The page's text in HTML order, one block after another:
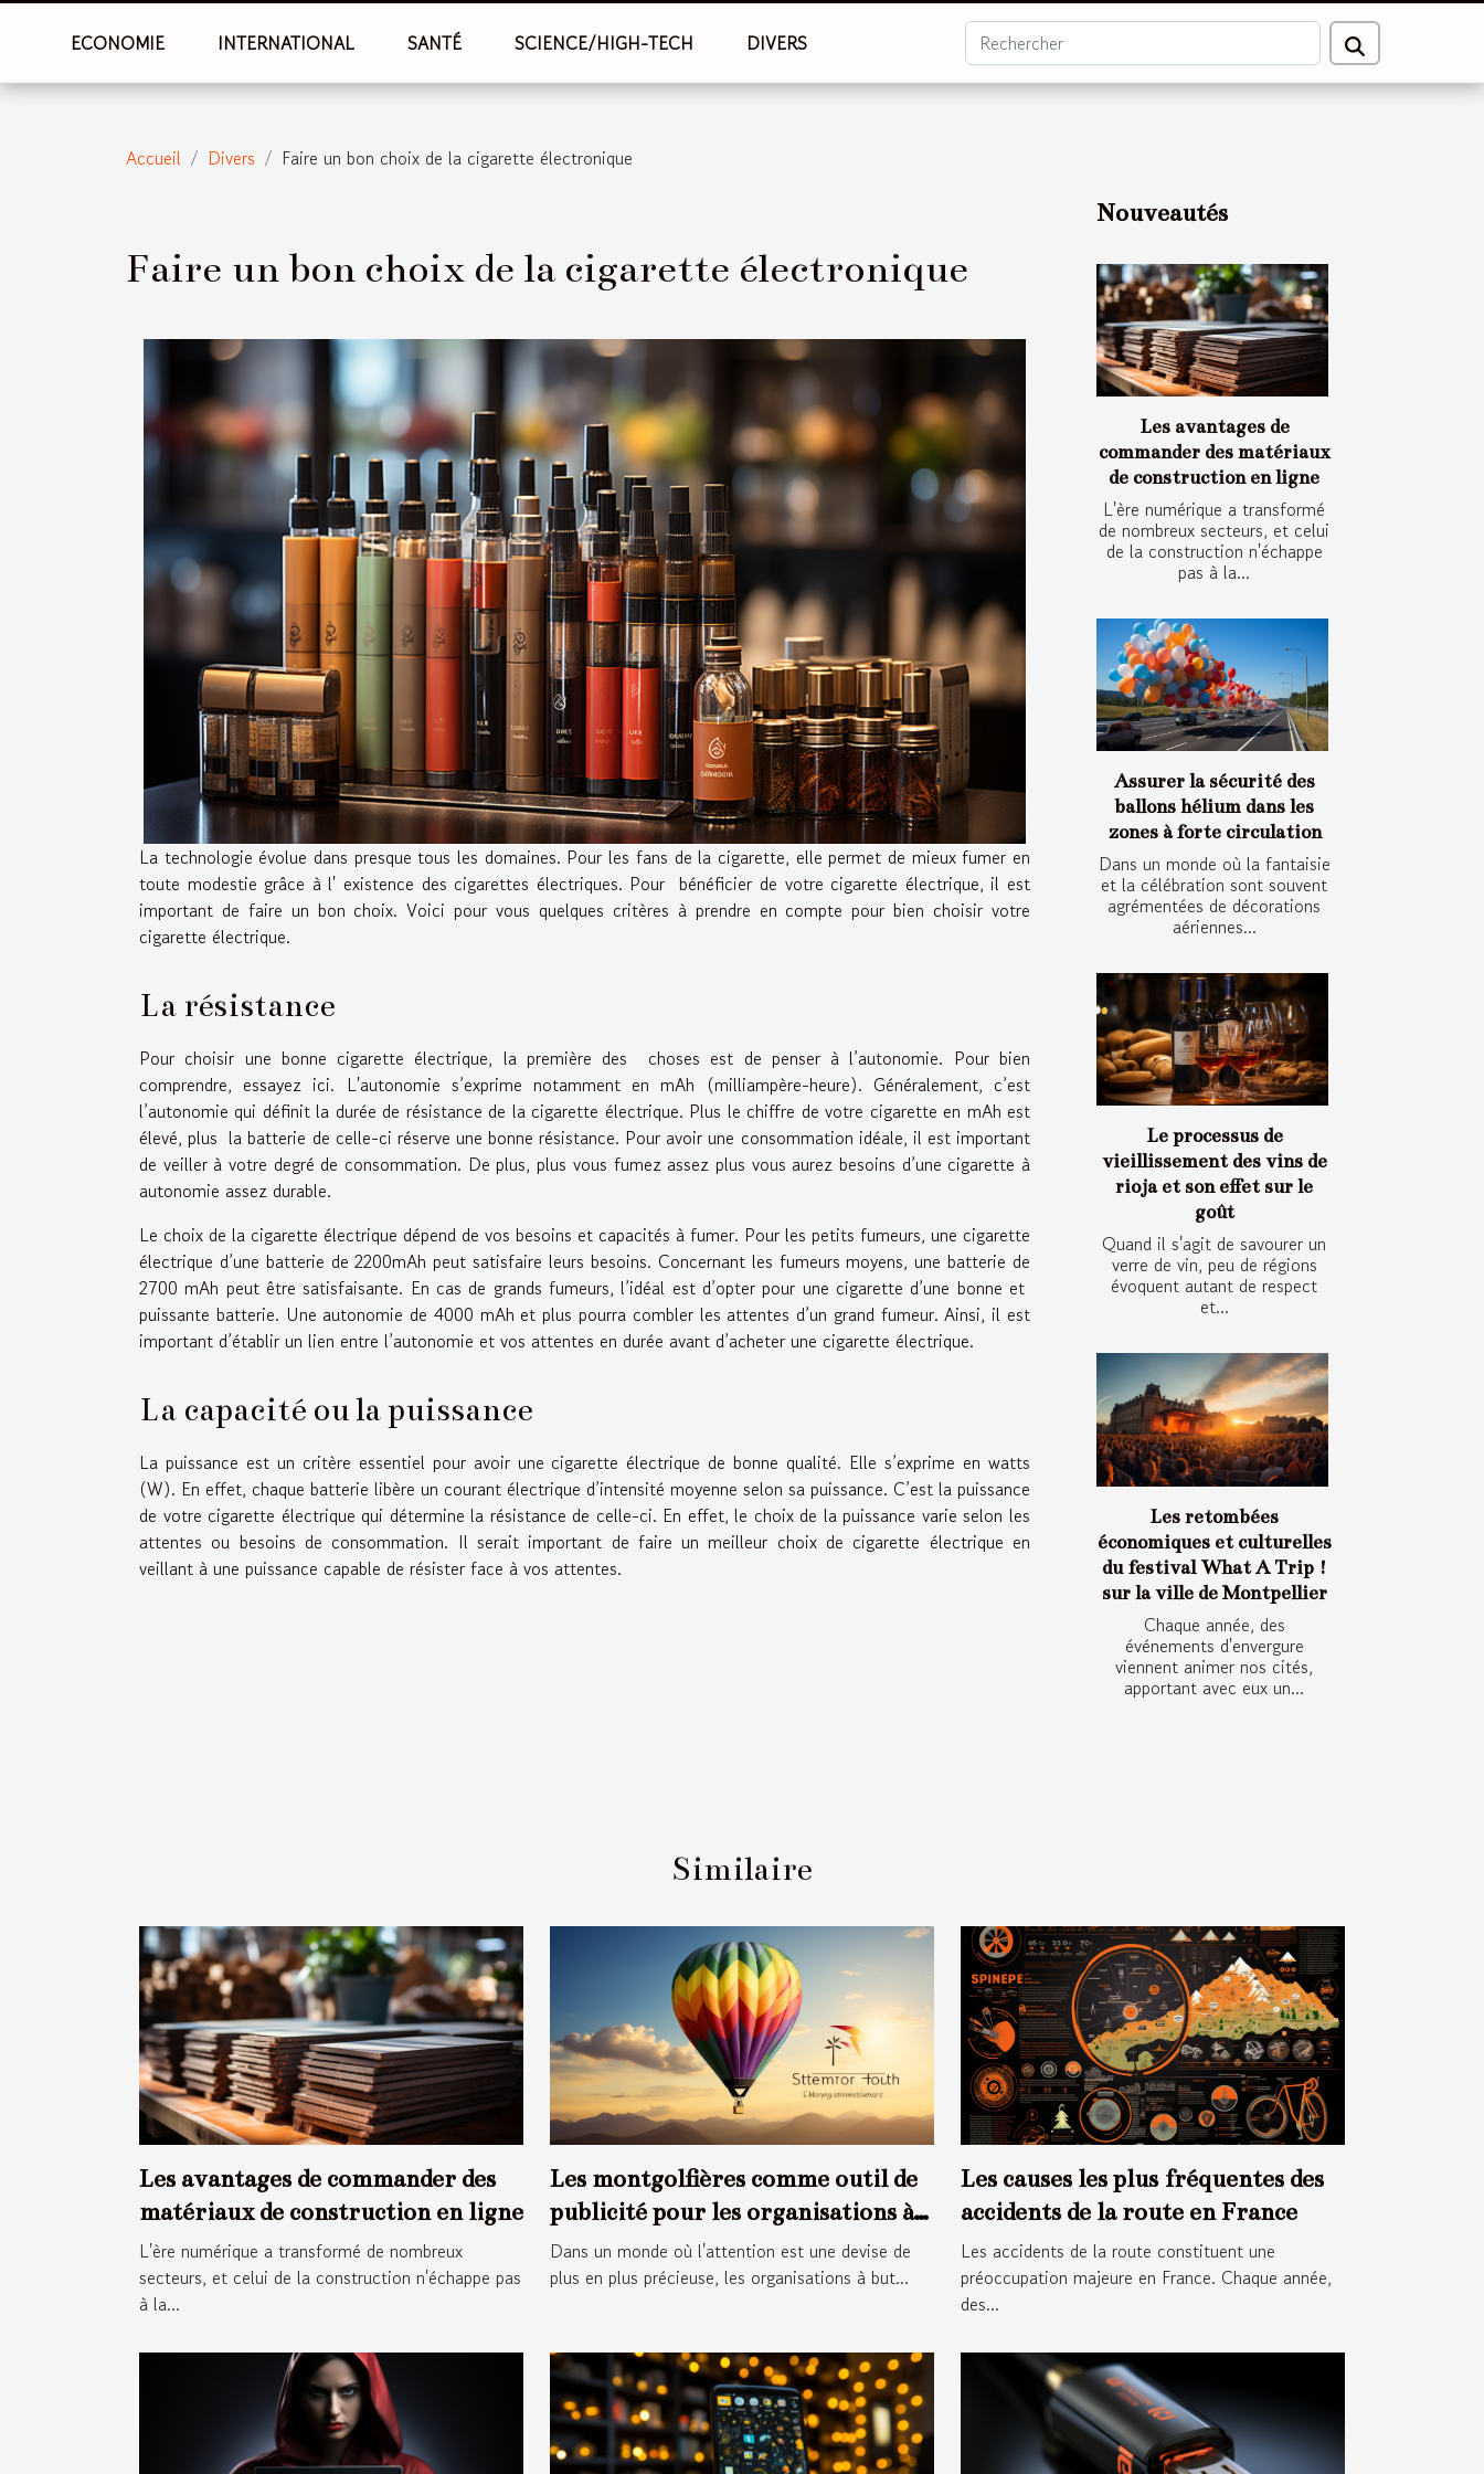
ECONOMIE INTERNATIONAL SANTÉ SCIENCE/HIGH-TECH DIVERS
Accueil Divers Faire un bon choix de la cigarette électronique
Faire un bon choix de la cigarette électronique
La technologie évolue dans presque tous les domaines. Pour les fans de la cigarette, elle permet de mieux fumer en
toute modestie grâce à l' existence des cigarettes électriques. Pour bénéficier de votre cigarette électrique, il est
important de faire un bon choix. Voici pour vous quelques critères à prendre en compte pour bien choisir votre
cigarette électrique.
La résistance
Pour choisir une bonne cigarette électrique, la première des choses est de penser à l’autonomie. Pour bien
comprendre, essayez ici. L'autonomie s’exprime notamment en mAh (milliampère-heure). Généralement, c’est
l’autonomie qui définit la durée de résistance de la cigarette électrique. Plus le chiffre de votre cigarette en mAh est
élevé, plus la batterie de celle-ci réserve une bonne résistance. Pour avoir une consommation idéale, il est important
de veiller à votre degré de consommation. De plus, plus vous fumez assez plus vous aurez besoins d’une cigarette à
autonomie assez durable.
Le choix de la cigarette électrique dépend de vos besoins et capacités à fumer. Pour les petits fumeurs, une cigarette
électrique d’une batterie de 2200mAh peut satisfaire leurs besoins. Concernant les fumeurs moyens, une batterie de
2700 mAh peut être satisfaisante. En cas de grands fumeurs, l’idéal est d’opter pour une cigarette d’une bonne et
puissante batterie. Une autonomie de 4000 mAh et plus pourra combler les attentes d’un grand fumeur. Ainsi, il est
important d’établir un lien entre l’autonomie et vos attentes en durée avant d’acheter une cigarette électrique.
La capacité ou la puissance
La puissance est un critère essentiel pour avoir une cigarette électrique de bonne qualité. Elle s’exprime en watts
(W). En effet, chaque batterie libère un courant électrique d’intensité moyenne selon sa puissance. C’est la puissance
de votre cigarette électrique qui détermine la résistance de celle-ci. En effet, le choix de la puissance varie selon les
attentes ou besoins de consommation. Il serait important de faire un meilleur choix de cigarette électrique en
veillant à une puissance capable de résister face à vos attentes.
Nouveautés
Les avantages de
commander des matériaux
de construction en ligne
L'ère numérique a transformé
de nombreux secteurs, et celui
de la construction n'échappe
pas à la...
Assurer la sécurité des
ballons hélium dans les
zones à forte circulation
Dans un monde où la fantaisie
et la célébration sont souvent
agrémentées de décorations
aériennes...
Le processus de
vieillissement des vins de
rioja et son effet sur le
goût
Quand il s'agit de savourer un
verre de vin, peu de régions
évoquent autant de respect
et...
Les retombées
économiques et culturelles
du festival What A Trip !
sur la ville de Montpellier
Chaque année, des
événements d'envergure
viennent animer nos cités,
apportant avec eux un...
Similaire
Les avantages de commander des
matériaux de construction en ligne
L'ère numérique a transformé de nombreux
secteurs, et celui de la construction n'échappe pas
à la...
Les montgolfières comme outil de
publicité pour les organisations à
but non lucratif
Dans un monde où l'attention est une devise de
plus en plus précieuse, les organisations à but...
Les causes les plus fréquentes des
accidents de la route en France
Les accidents de la route constituent une
préoccupation majeure en France. Chaque année,
des...